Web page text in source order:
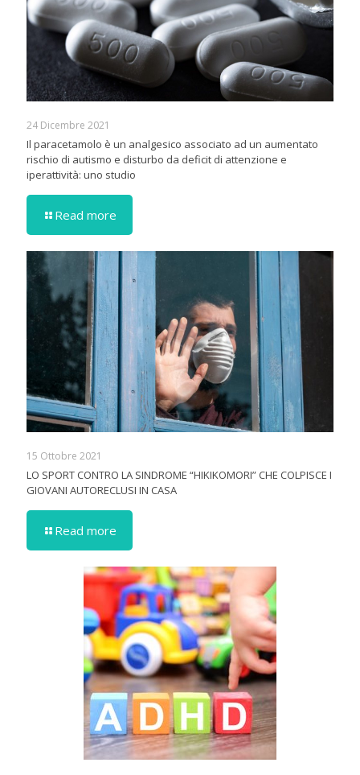
24 Dicembre 2021
Il paracetamolo è un analgesico associato ad un aumentato
rischio di autismo e disturbo da deficit di attenzione e
iperattività: uno studio
Read more
15 Ottobre 2021
LO SPORT CONTRO LA SINDROME “HIKIKOMORI” CHE COLPISCE I
GIOVANI AUTORECLUSI IN CASA
Read more